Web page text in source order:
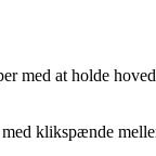
med at holde
klikspænde